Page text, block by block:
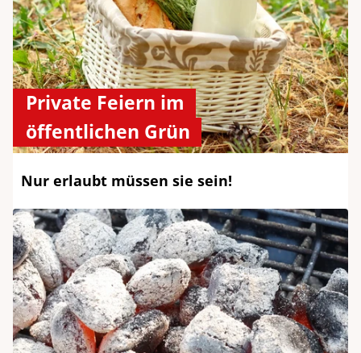
Private Feiern im
öffentlichen Grün
Nur erlaubt müssen sie sein!